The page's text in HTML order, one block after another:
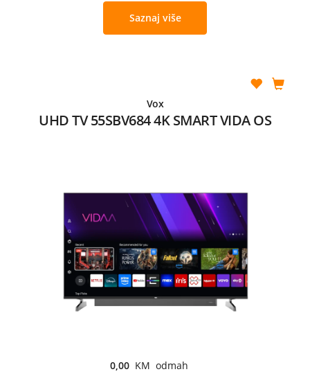
Saznaj više
Vox
UHD TV 55SBV684 4K SMART VIDA OS
0,00 KM odmah